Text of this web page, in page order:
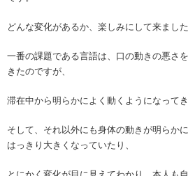
どんな変化があるか、楽しみにして来ました
一番の課題である言語は、口の動きの悪さ
きたのですが、
滞在中から明らかによく動くようになって
そして、それ以外にも身体の動きが明らか
はっきり大きくなっていたり、